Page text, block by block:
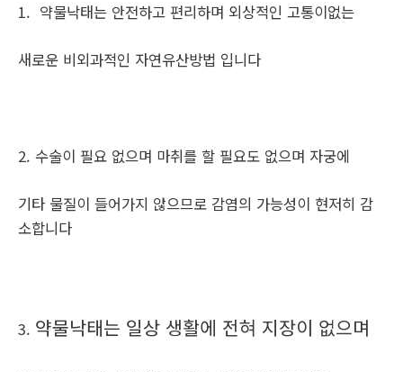
1. 약물낙태는 안전하고 편리하며 외상적인 고통이없는
새로운 비외과적인 자연유산방법 입니다
2. 수술이 필요 없으며 마취를 할 필요도 없으며 자궁에
기타 물질이 들어가지 않으므로 감염의 가능성이 현저히 감
소합니다
3. 약물낙태는 일상 생활에 전혀 지장이 없으며